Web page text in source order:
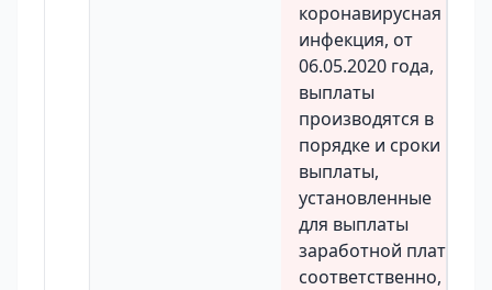
коронавирусная
инфекция, от
06.05.2020 года,
выплаты
производятся в
порядке и сроки
выплаты,
установленные
для выплаты
заработной платы,
соответственно,